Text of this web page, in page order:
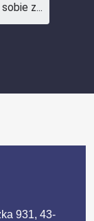
z...
931, 43-